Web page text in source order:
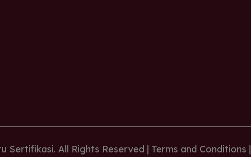
Sertifikasi. All Rights Reserved | Terms and Conditions |